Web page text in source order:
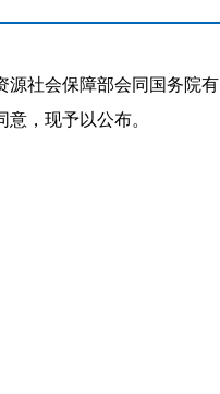
社会保障部会同国务院
，现予以公布。